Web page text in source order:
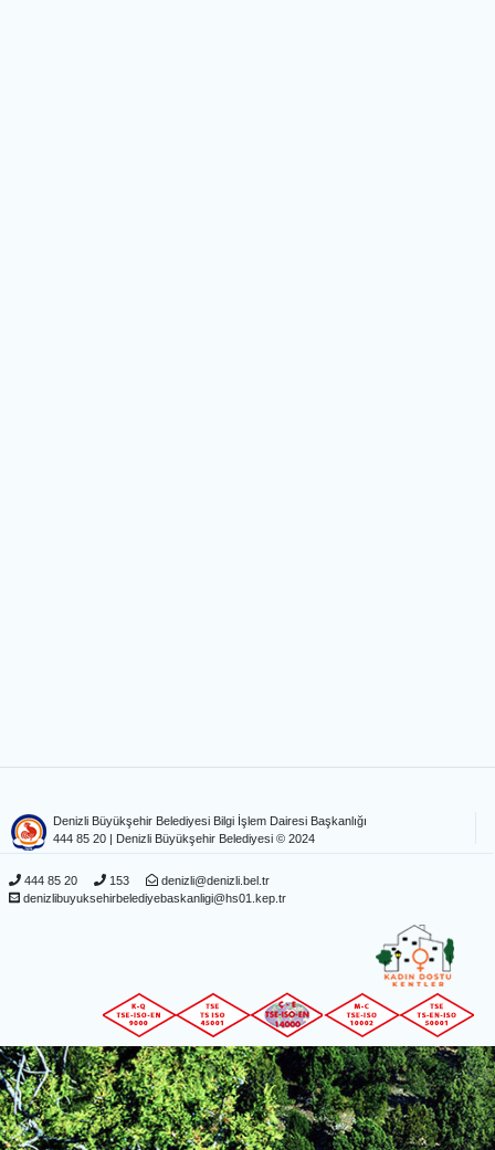
Denizli Büyükşehir Belediyesi Bilgi İşlem Dairesi Başkanlığı
444 85 20 | Denizli Büyükşehir Belediyesi © 2024
444 85 20 153
denizli@denizli.bel.tr
denizlibuyuksehirbelediyebaskanligi@hs01.kep.tr